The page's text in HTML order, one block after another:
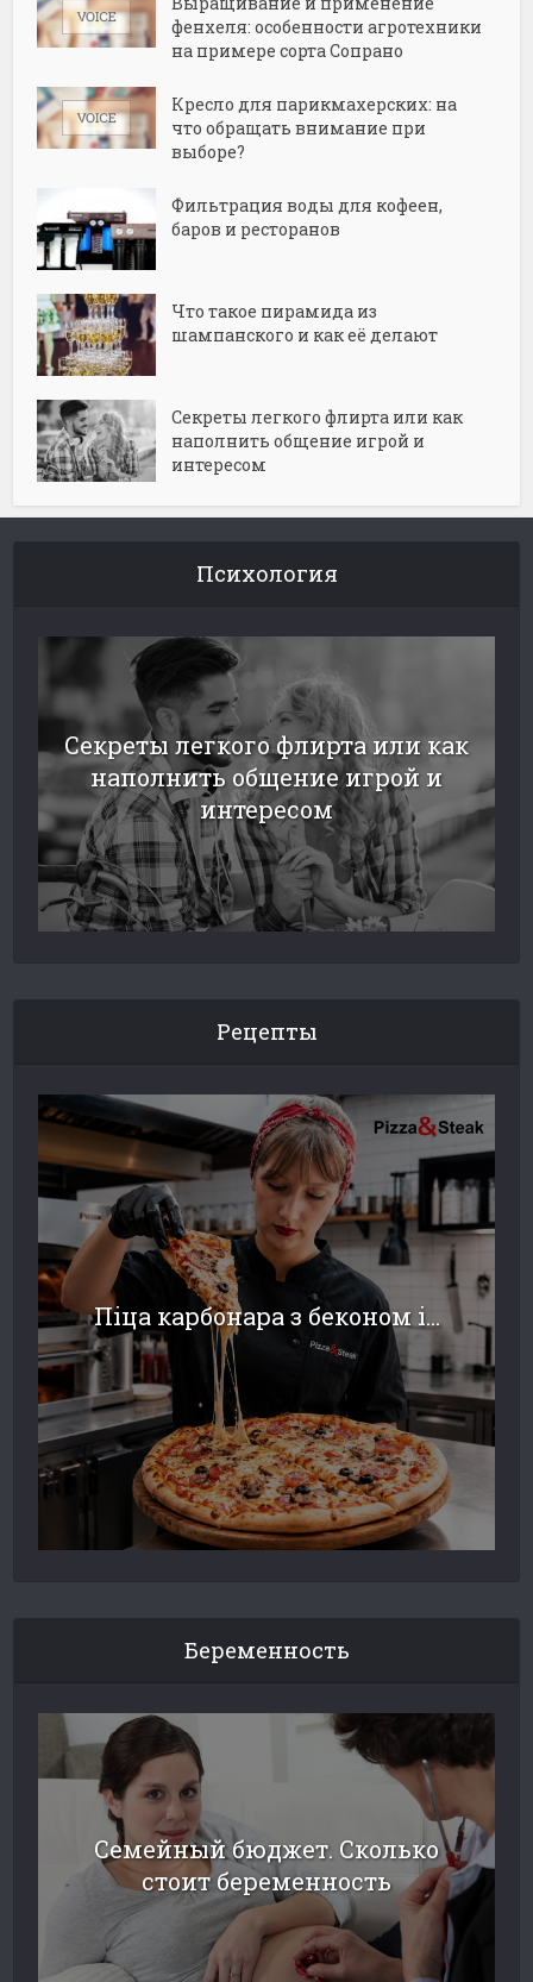
фенхеля: особенности агротехники
на примере сорта Сопрано
Кресло для парикмахерских: на
что обращать внимание при
выборе?
Фильтрация воды для кофеен,
баров и ресторанов
Что такое пирамида из
шампанского и как её делают
Секреты легкого флирта или как
наполнить общение игрой и
интересом
Психология
Секреты легкого флирта или как
наполнить общение игрой и
интересом
Рецепты
Піца карбонара з беконом і...
Беременность
Семейный бюджет. Сколько
стоит беременность